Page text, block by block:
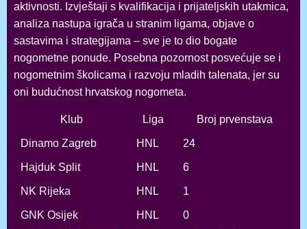
aktivnosti. Izvještaji s kvalifikacija i prijateljskih utakmica,
analiza nastupa igrača u stranim ligama, objave o
sastavima i strategijama – sve je to dio bogate
nogometne ponude. Posebna pozornost posvećuje se i
nogometnim školicama i razvoju mladih talenata, jer su
oni budućnost hrvatskog nogometa.
Klub Liga Broj prvenstava
Dinamo Zagreb HNL 24
Hajduk Split HNL 6
NK Rijeka HNL 1
GNK Osijek HNL
0